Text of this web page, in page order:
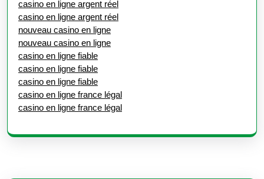
casino en ligne argent réel
casino en ligne argent réel
nouveau casino en ligne
nouveau casino en ligne
casino en ligne fiable
casino en ligne fiable
casino en ligne fiable
casino en ligne france légal
casino en ligne france légal